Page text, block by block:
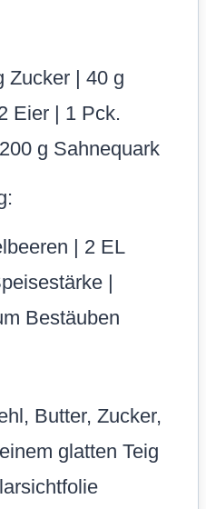
Zucker | 40 g
Eier | 1 Pck.
g Sahnequark
| 2 EL
|
Bestäuben
Butter, Zucker,
glatten Teig